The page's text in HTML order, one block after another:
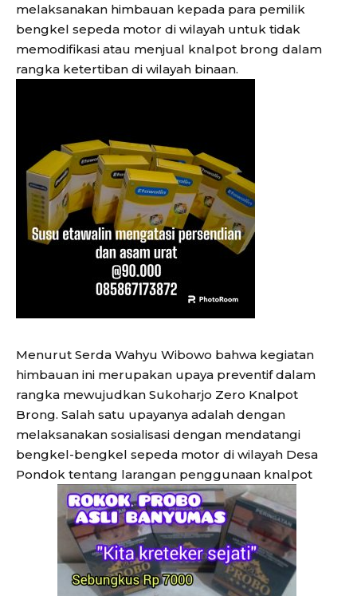
melaksanakan himbauan kepada para pemilik
bengkel sepeda motor di wilayah untuk tidak
memodifikasi atau menjual knalpot brong dalam
rangka ketertiban di wilayah binaan.
Menurut Serda Wahyu Wibowo bahwa kegiatan
himbauan ini merupakan upaya preventif dalam
rangka mewujudkan Sukoharjo Zero Knalpot
Brong. Salah satu upayanya adalah dengan
melaksanakan sosialisasi dengan mendatangi
bengkel-bengkel sepeda motor di wilayah Desa
Pondok tentang larangan penggunaan knalpot